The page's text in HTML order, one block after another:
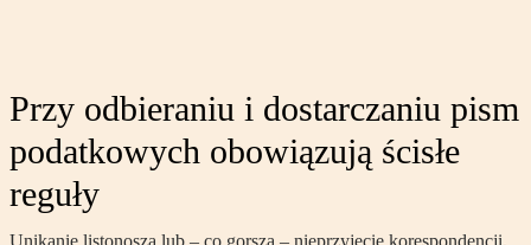
Przy odbieraniu i dostarczaniu pism
podatkowych obowiązują ścisłe
reguły
Unikanie listonosza lub – co gorsza – nieprzyjęcie korespondencji,